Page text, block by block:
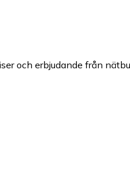
och erbjudande från